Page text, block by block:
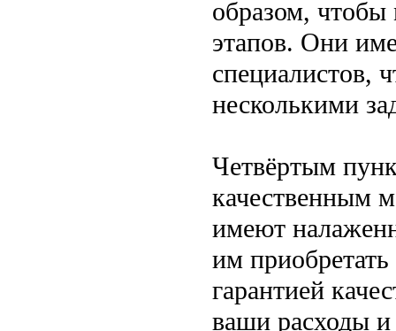
образом,
этапов. Они
специалистов,
несколькими
Четвёртым
качественным
имеют
им
гарантией
ваши расходы и